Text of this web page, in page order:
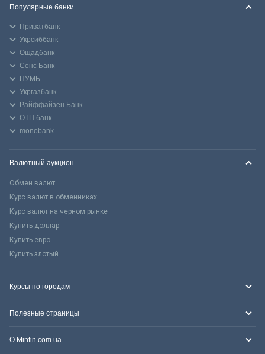
Популярные банки
Приватбанк
Укрсиббанк
Ощадбанк
Сенс Банк
ПУМБ
Укргазбанк
Райффайзен Банк
ОТП банк
monobank
Валютный аукцион
Обмен валют
Курс валют в обменниках
Курс валют на черном рынке
Купить доллар
Купить евро
Купить злотый
Курсы по городам
Полезные страницы
О Minfin.com.ua